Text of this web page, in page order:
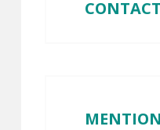
CONTACT